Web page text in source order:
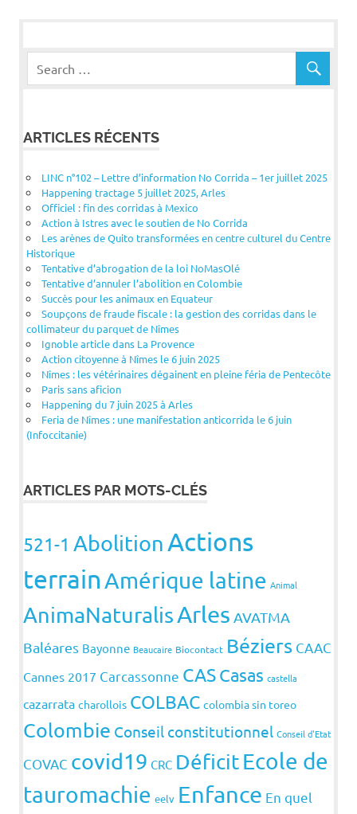
ARTICLES RÉCENTS
LINC n°102 – Lettre d’information No Corrida – 1er juillet 2025
Happening tractage 5 juillet 2025, Arles
Officiel : fin des corridas à Mexico
Action à Istres avec le soutien de No Corrida
Les arènes de Quito transformées en centre culturel du Centre
Historique
Tentative d’abrogation de la loi NoMasOlé
Tentative d’annuler l’abolition en Colombie
Succès pour les animaux en Equateur
Soupçons de fraude fiscale : la gestion des corridas dans le
collimateur du parquet de Nîmes
Ignoble article dans La Provence
Action citoyenne à Nîmes le 6 juin 2025
Nîmes : les vétérinaires dégainent en pleine féria de Pentecôte
Paris sans aficion
Happening du 7 juin 2025 à Arles
Feria de Nîmes : une manifestation anticorrida le 6 juin
(Infoccitanie)
ARTICLES PAR MOTS-CLÉS
521-1 Abolition Actions
terrain Amérique latine Animal
AnimaNaturalisArles AVATMA
Baléares Bayonne Beaucaire Biocontact Béziers CAAC
Cannes 2017 Carcassonne CASCasas castella
cazarrata charollois COLBAC colombia sin toreo
Colombie Conseil constitutionnel Conseil d'Etat
COVAC covid19 CRC DéficitEcole de
tauromachie eelv Enfance En quel